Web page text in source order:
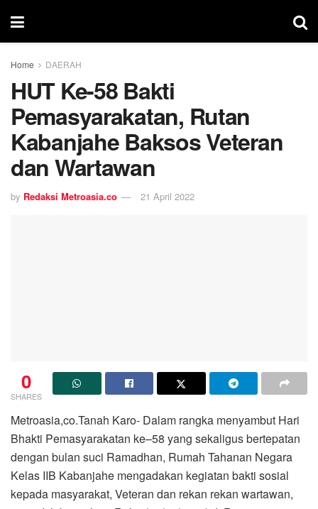
Home DAERAH
HUT Ke-58 Bakti
Pemasyarakatan, Rutan
Kabanjahe Baksos Veteran
dan Wartawan
by Redaksi Metroasia.co 21 April 2022
0
SHARES
Metroasia,co.Tanah Karo- Dalam rangka menyambut Hari
Bhakti Pemasyarakatan ke–58 yang sekaligus bertepatan
dengan bulan suci Ramadhan, Rumah Tahanan Negara
Kelas IIB Kabanjahe mengadakan kegiatan bakti sosial
kepada masyarakat, Veteran dan rekan rekan wartawan,